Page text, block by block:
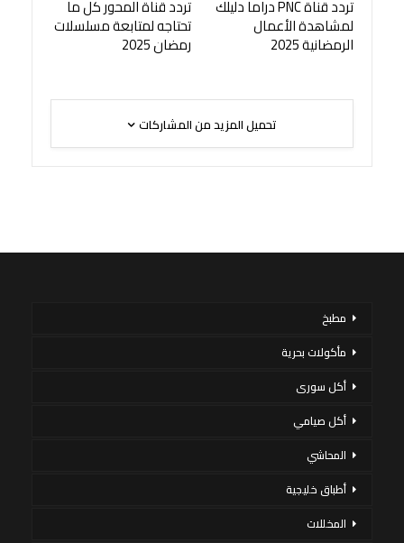
تردد قناة PNC دراما دليلك
لمشاهدة الأعمال
الرمضانية 2025
تردد قناة المحور كل ما
تحتاجه لمتابعة مسلسلات
رمضان 2025
تحميل المزيد من المشاركات
مطبخ
مأكولات بحرية
أكل سورى
أكل صيامي
المحاشي
أطباق خليجية
المخللات